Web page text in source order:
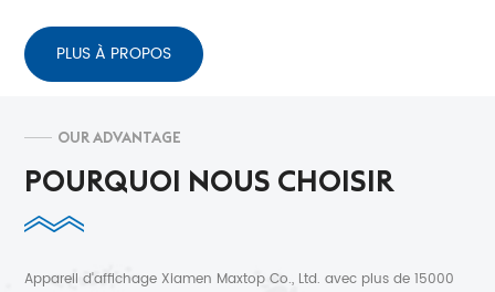
PLUS À PROPOS
OUR ADVANTAGE
POURQUOI NOUS CHOISIR
Appareil d'affichage Xiamen Maxtop Co., Ltd. avec plus de 15000